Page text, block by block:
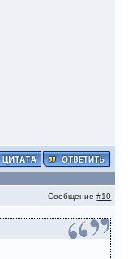
Сообщение#10